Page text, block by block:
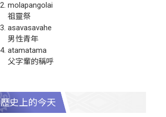
molapangolai
祖靈祭
asavasavahe
男性青年
atamatama
父字輩的稱呼
歷史上的今天